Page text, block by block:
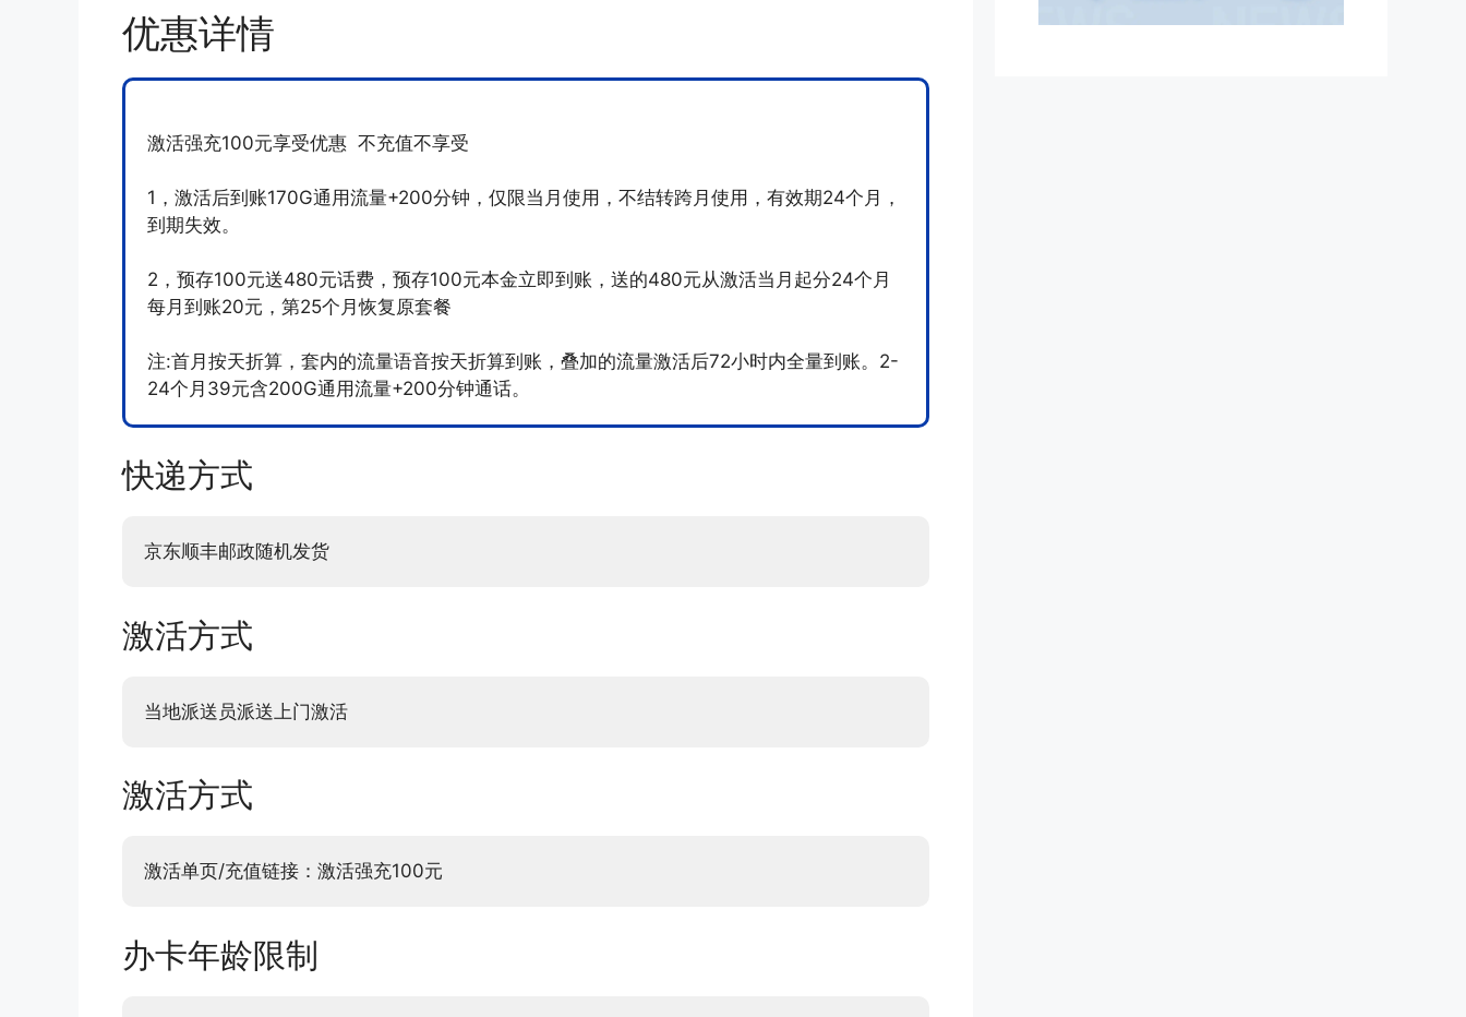
优惠详情
激活强充100元享受优惠 不充值不享受
1，激活后到账170G通用流量+200分钟，仅限当月使用，不结转跨月使用，有效期24个月，
到期失效。
2，预存100元送480元话费，预存100元本金立即到账，送的480元从激活当月起分24个月
每月到账20元，第25个月恢复原套餐
注:首月按天折算，套内的流量语音按天折算到账，叠加的流量激活后72小时内全量到账。2-
24个月39元含200G通用流量+200分钟通话。
快递方式
京东顺丰邮政随机发货
激活方式
当地派送员派送上门激活
激活方式
激活单页/充值链接：激活强充100元
办卡年龄限制